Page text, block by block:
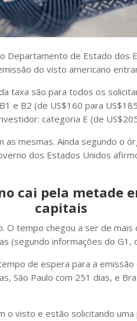
de Estado dos
do visto americano
taxa são para todos os
e B2 (de US$160 para
categoria E (de
mesmas. Ainda segundo o
dos Estados Unidos
cai pela metade
capitais
O tempo chegou a ser de
(segundo informações do
de espera para a
Paulo com 251 dias, e
visto e estão solicitando